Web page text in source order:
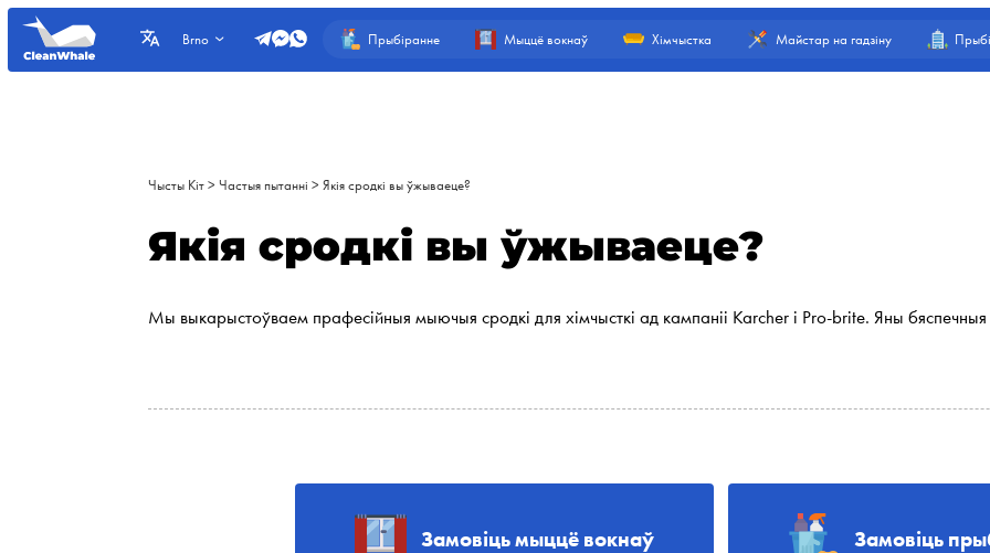
Brno Прыбіранне Мыццё вокнаў Хімчыстка Майстар на гадзіну
Чысты Кіт >Частыя пытанні >Якія сродкі вы ўжываеце?
Якія сродкі вы ўжываеце?
Мы выкарыстоўваем прафесійныя мыючыя сродкі для хімчысткі ад кампаніі Karcher і Pro-brite. Яны бяспечныя
Замовіць мыццё вокнаў Замовіць